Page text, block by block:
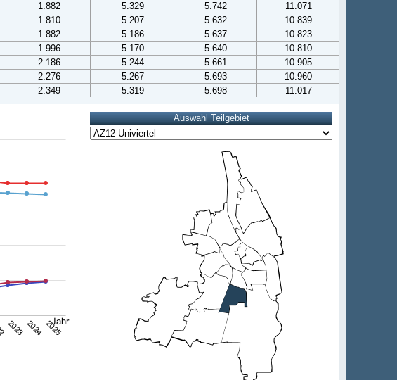
1.882 5.329 5.742
11.071
1.810 5.207 5.632
10.839
1.882 5.186 5.637
10.823
1.996 5.170 5.640
10.810
2.186 5.244 5.661
10.905
2.276 5.267 5.693
10.960
2.349 5.319 5.698 11.017